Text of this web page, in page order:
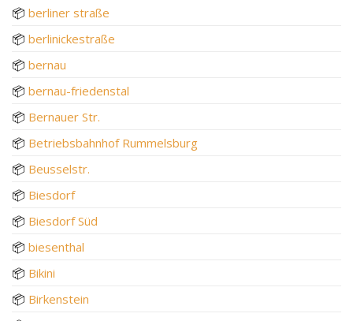
📦 berliner straße
📦 berlinickestraße
📦 bernau
📦 bernau-friedenstal
📦 Bernauer Str.
📦 Betriebsbahnhof Rummelsburg
📦 Beusselstr.
📦 Biesdorf
📦 Biesdorf Süd
📦 biesenthal
📦 Bikini
📦 Birkenstein